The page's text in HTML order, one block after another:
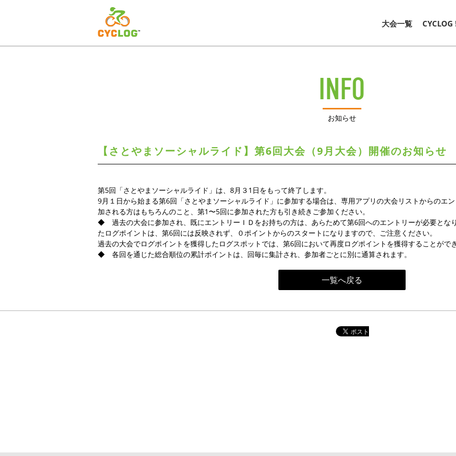
大会一覧
INFO
お知らせ
【さとやまソーシャルライド】第6回大会（9月大会）開催のお知らせ
第5回「さとやまソーシャルライド」は、8月３1日をもって終了します。
9月１日から始まる第6回「さとやまソーシャルライド」に参加する場合は、専用アプリの大会リストからのエ
加される方はもちろんのこと、第1〜5回に参加された方も引き続きご参加ください。
◆ 過去の大会に参加され、既にエントリーＩＤをお持ちの方は、あらためて第6回へのエントリーが必要とな
たログポイントは、第6回には反映されず、０ポイントからのスタートになりますので、ご注意ください。
過去の大会でログポイントを獲得したログスポットでは、第6回において再度ログポイントを獲得することがで
◆ 各回を通じた総合順位の累計ポイントは、回毎に集計され、参加者ごとに別に通算されます。
一覧へ戻る